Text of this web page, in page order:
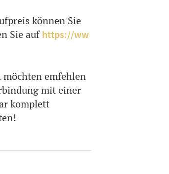
können Sie
Sie auf https://ww
möchten emfehlen
mit einer
komplett